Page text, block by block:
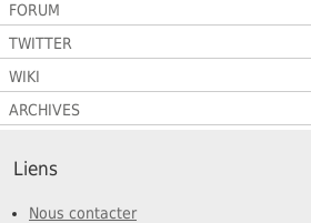
FORUM
TWITTER
WIKI
ARCHIVES
Liens
Nous contacter